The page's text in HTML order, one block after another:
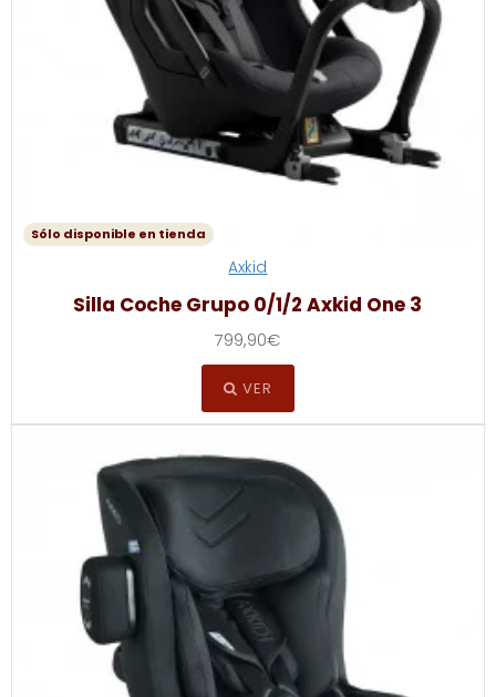
Sólo disponible en tienda
Axkid
Silla Coche Grupo 0/1/2 Axkid One 3
799,90€
VER